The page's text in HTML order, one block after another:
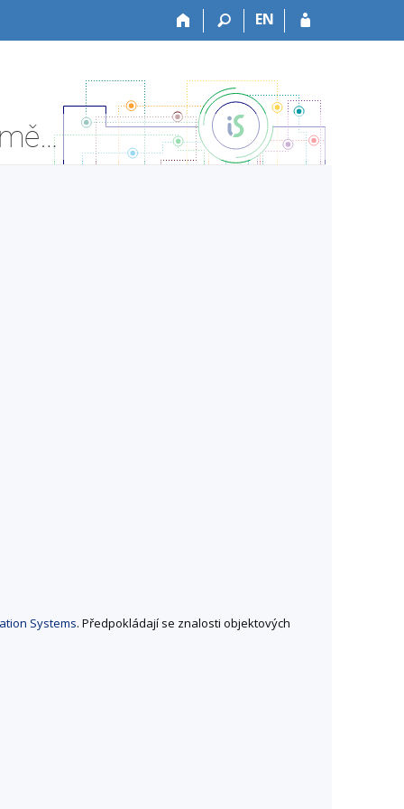
EN
FI:PV167 Seminář návrhových vzorů - Informace o předmětu
Systems. Předpokládají se znalosti objektových